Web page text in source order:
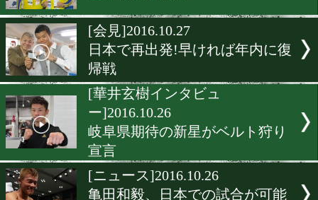
[ニュース]2016.10.28
世界チャンピオン高山勝成
勝会
[発表会]2016.10.28
未来のチャンピオン候補た
集結
[発表会見]2016.10.28